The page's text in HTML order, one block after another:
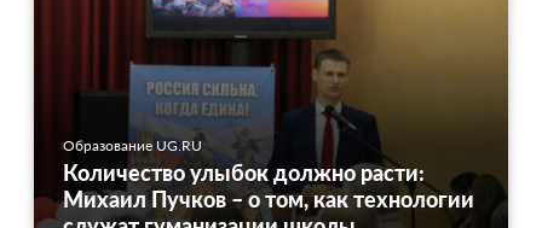
Образование UG.RU
Количество улыбок должно расти:
Михаил Пучков – о том, как технологии